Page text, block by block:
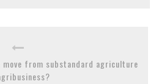
move from substandard agriculture